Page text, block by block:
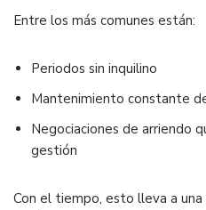
Entre los más comunes están:
Periodos sin inquilino
Mantenimiento constante
Negociaciones de arriendo
gestión
Con el tiempo, esto lleva a